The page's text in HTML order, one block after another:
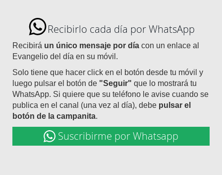
Recibirlo cada día por WhatsApp
Recibirá un único mensaje por día con un enlace al
Evangelio del día en su móvil.
Solo tiene que hacer click en el botón desde tu móvil y
luego pulsar el botón de "Seguir" que lo mostrará tu
WhatsApp. Si quiere que su teléfono le avise cuando se
publica en el canal (una vez al día), debe pulsar el
botón de la campanita.
Suscribirme por Whatsapp